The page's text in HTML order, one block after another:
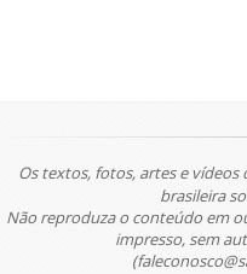
Os textos, fotos, artes e vídeos
brasileira
Não reproduza o conteúdo em
impresso, sem